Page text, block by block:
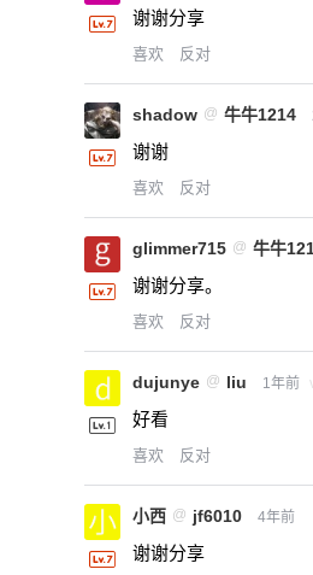
谢谢分享
喜欢 反对
shadow @ 牛牛1214
谢谢
喜欢 反对
glimmer715 @ 牛牛
谢谢分享。
喜欢 反对
dujunye @ liu 1年前
好看
喜欢 反对
小西 @ jf6010 4年前
谢谢分享